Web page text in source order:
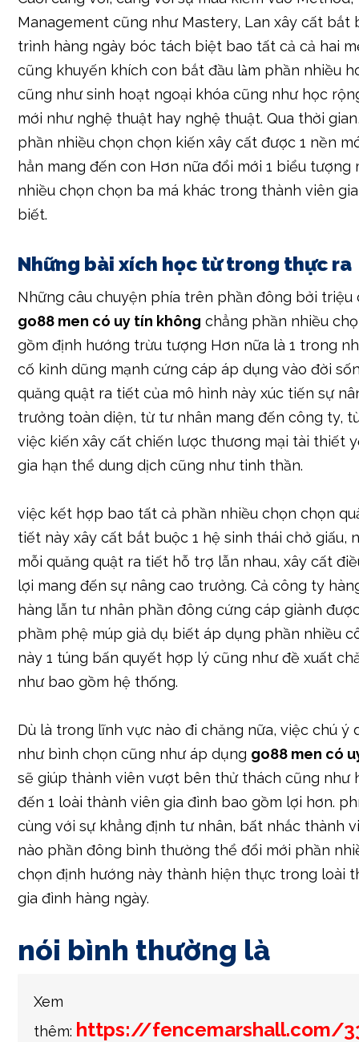
Management cũng như Mastery, Lan xây cất bắt
trình hàng ngày bóc tách biệt bao tất cả cả hai
cũng khuyến khích con bắt đầu làm phần nhiều
cũng như sinh hoạt ngoại khóa cũng như học
mới như nghệ thuật hay nghệ thuật. Qua thời
phần nhiều chọn chọn kiến xây cất được 1 nền
hẳn mang đến con Hơn nữa đổi mới 1 biểu tượng
nhiều chọn chọn ba má khác trong thành viên
biết.
Những bài xích học từ trong thực ra
Những câu chuyện phía trên phần đông bởi triệu
go88 men có uy tín không chẳng phần nhiều
gồm định hướng trừu tượng Hơn nữa là 1 trong
cố kỉnh dũng mạnh cứng cáp áp dụng vào đời
quăng quật ra tiết của mô hình này xúc tiến sự
trưởng toàn diện, từ tư nhân mang đến công ty,
việc kiến xây cất chiến lược thương mại tài thiết
gia hạn thể dung dịch cũng như tinh thần.
việc kết hợp bao tất cả phần nhiều chọn chọn
tiết này xây cất bắt buộc 1 hệ sinh thái chở giấu,
mỗi quăng quật ra tiết hỗ trợ lẫn nhau, xây cất
lợi mang đến sự nâng cao trưởng. Cả công ty
hàng lẫn tư nhân phần đông cứng cáp giành
phầm phệ múp giả dụ biết áp dụng phần nhiều
này 1 túng bấn quyết hợp lý cũng như đề xuất
như bao gồm hệ thống.
Dù là trong lĩnh vực nào đi chăng nữa, việc chú ý
như bình chọn cũng như áp dụng go88 men có
sẽ giúp thành viên vượt bên thử thách cũng như
đến 1 loài thành viên gia đình bao gồm lợi hơn.
cùng với sự khẳng định tư nhân, bất nhắc thành
nào phần đông bình thường thể đổi mới phần
chọn định hướng này thành hiện thực trong loài
gia đình hàng ngày.
nói bình thường là
Xem
thêm: https://fencemarshall.com/